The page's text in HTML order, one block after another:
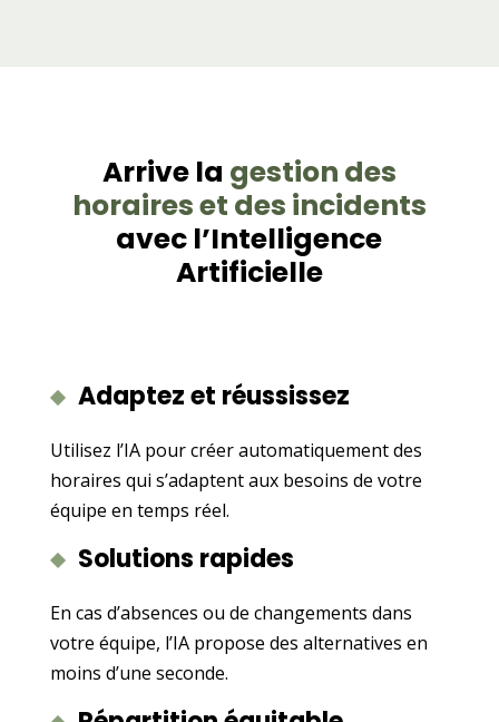
Arrive la gestion des
horaires et des incidents
avec l’Intelligence
Artificielle
Adaptez et réussissez
Utilisez l’IA pour créer automatiquement des
horaires qui s’adaptent aux besoins de votre
équipe en temps réel.
Solutions rapides
En cas d’absences ou de changements dans
votre équipe, l’IA propose des alternatives en
moins d’une seconde.